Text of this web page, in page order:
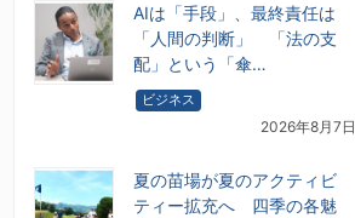
AIは「手段」、最終責任は
「人間の判断」 「法の支
配」という「傘…
ビジネス
2026年8月7日
夏の苗場が夏のアクティビ
ティー拡充へ 四季の各魅